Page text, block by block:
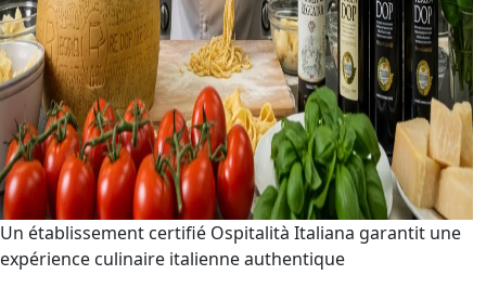
Un établissement certifié Ospitalità Italiana garantit une
expérience culinaire italienne authentique